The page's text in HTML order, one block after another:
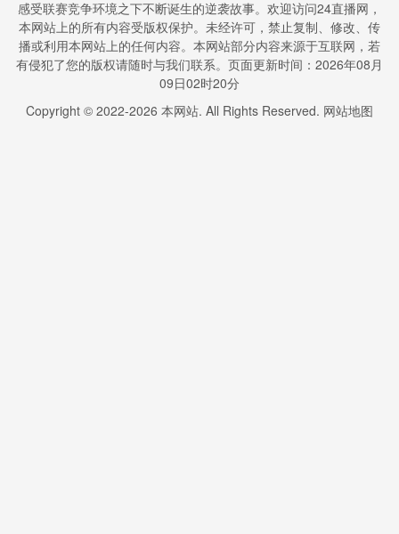
感受联赛竞争环境之下不断诞生的逆袭故事。欢迎访问24直播网，
本网站上的所有内容受版权保护。未经许可，禁止复制、修改、传
播或利用本网站上的任何内容。本网站部分内容来源于互联网，若
有侵犯了您的版权请随时与我们联系。页面更新时间：2026年08月
09日02时20分
Copyright © 2022-2026 本网站. All Rights Reserved. 网站地图